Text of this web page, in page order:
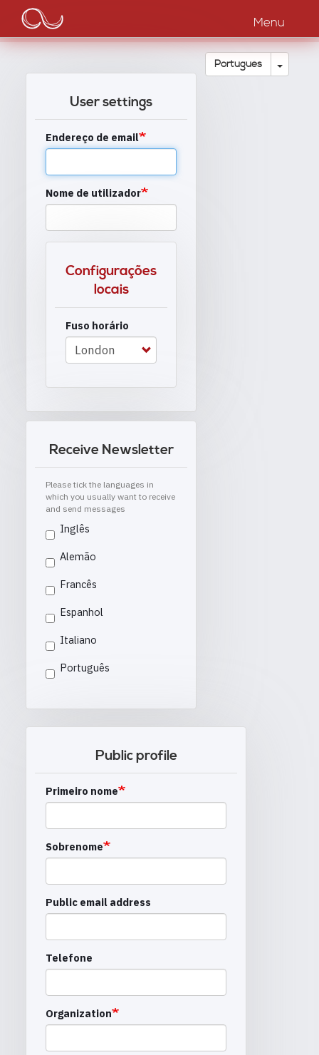
Passar
o
conteúdo
Main
navigation
Menu
Português Toggle
User settings
Endereço de email
Nome de utilizador
Configurações
locais
Fuso horário
Receive Newsletter
Please tick the languages in
which you usually want to receive
and send messages
Inglês
Alemão
Francês
Espanhol
Italiano
Português
Public profile
Primeiro nome
Sobrenome
Public email address
Telefone
Organization